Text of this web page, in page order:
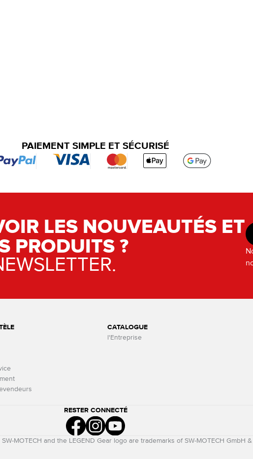
PAIEMENT SIMPLE ET SÉCURISÉ
LES NOUVEAUTÉS ET
PRODUITS ?
CATALOGUE
l'Entreprise
RESTER CONNECTÉ
MOTECH and the LEGEND Gear logo are trademarks of SW-MOTECH GmbH &